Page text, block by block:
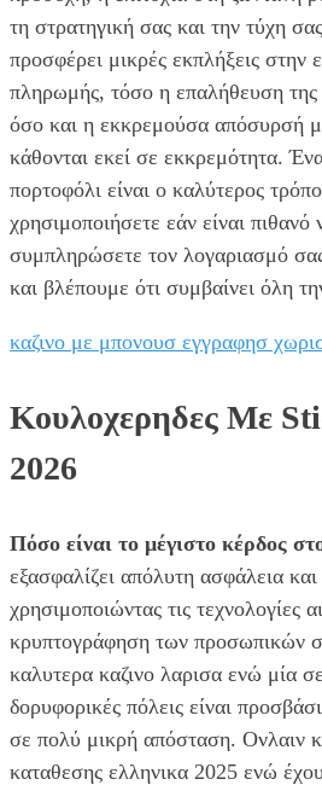
τη στρατηγική σας και την τύχη
προσφέρει μικρές εκπλήξεις στην
πληρωμής, τόσο η επαλήθευση της
όσο και η εκκρεμούσα απόσυρσή
κάθονται εκεί σε εκκρεμότητα.
πορτοφόλι είναι ο καλύτερος
χρησιμοποιήσετε εάν είναι πιθανό
συμπληρώσετε τον λογαριασμό
και βλέπουμε ότι συμβαίνει όλη
καζινο με μπονουσ εγγραφησ
Κουλοχερηδες Με
2026
Πόσο είναι το μέγιστο κέρδος
εξασφαλίζει απόλυτη ασφάλεια και
χρησιμοποιώντας τις τεχνολογίες
κρυπτογράφηση των προσωπικών
καλυτερα καζινο λαρισα ενώ μία
δορυφορικές πόλεις είναι
σε πολύ μικρή απόσταση. Ονλαιν
καταθεσης ελληνικα 2025 ενώ